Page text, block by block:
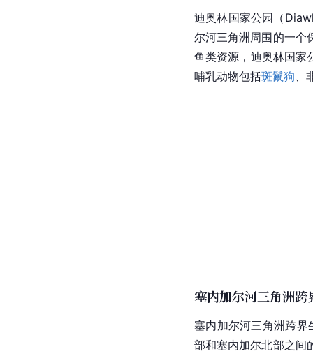
迪奥林国家公园（
尔河三角洲周围的一个
鱼类资源，迪奥林国家
哺乳动物包括斑鬣狗
塞内加尔河三角洲跨
塞内加尔河三角洲跨
部和塞内加尔北部之间